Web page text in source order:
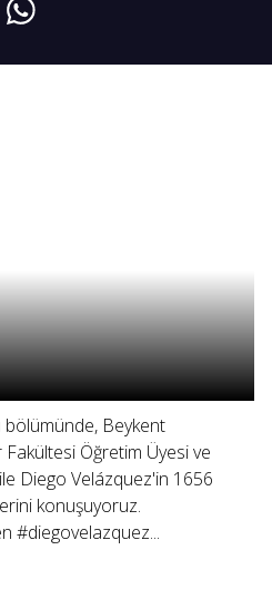
bölümünde, Beykent
Öğretim Üyesi ve
Diego Velázquez'in 1656
konuşuyoruz.
#diegovelazquez...